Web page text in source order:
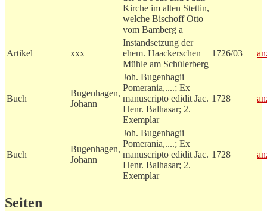
Kirche im alten Stettin,
welche Bischoff Otto
vom Bamberg a
Artikel xxx
Instandsetzung der
ehem. Haackerschen
Mühle am Schülerberg
1726/03
Buch
Bugenhagen,
Johann
Joh. Bugenhagii
Pomerania,....; Ex
manuscripto edidit Jac.
Henr. Balhasar; 2.
Exemplar
1728
Buch
Bugenhagen,
Johann
Joh. Bugenhagii
Pomerania,....; Ex
manuscripto edidit Jac.
Henr. Balhasar; 2.
Exemplar
1728
Seiten